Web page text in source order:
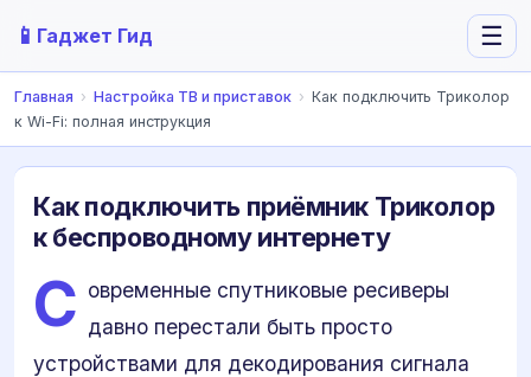
📱 Гаджет Гид ☰
Главная › Настройка ТВ и приставок › Как подключить Триколор
к Wi-Fi: полная инструкция
Как подключить приёмник Триколор
к беспроводному интернету
С овременные спутниковые ресиверы
давно перестали быть просто
устройствами для декодирования сигнала